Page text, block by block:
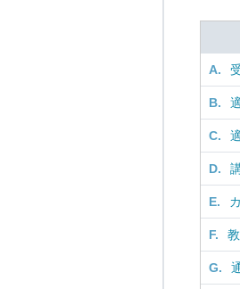
A.
B.
C.
D.
E.
F.
G.